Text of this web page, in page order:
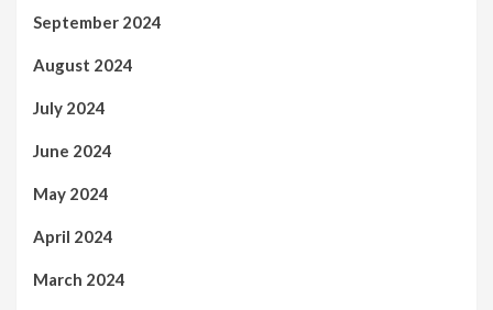
September 2024
August 2024
July 2024
June 2024
May 2024
April 2024
March 2024